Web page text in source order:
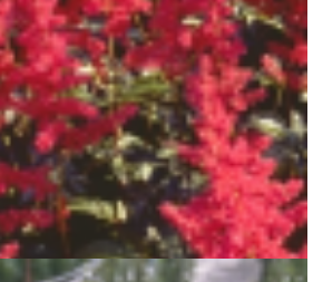
Spirea
Astilbe 'Glut'